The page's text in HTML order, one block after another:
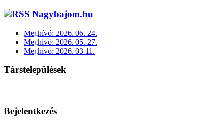
Nagybajom.hu
Meghívó: 2026. 06. 24.
Meghívó: 2026. 05. 27.
Meghívó: 2026. 03 11.
Társtelepülések
Bejelentkezés